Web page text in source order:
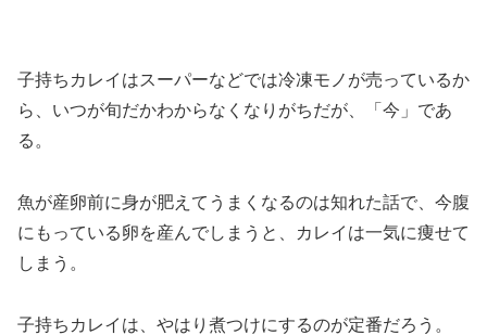
子持ちカレイはスーパーなどでは冷凍モノが売っているか
ら、いつが旬だかわからなくなりがちだが、「今」であ
る。
魚が産卵前に身が肥えてうまくなるのは知れた話で、今腹
にもっている卵を産んでしまうと、カレイは一気に痩せて
しまう。
子持ちカレイは、やはり煮つけにするのが定番だろう。